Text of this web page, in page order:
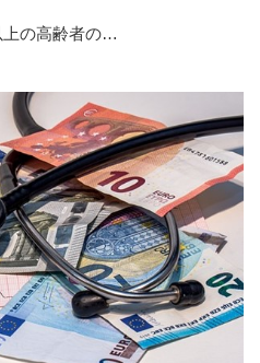
上の高齢者の…